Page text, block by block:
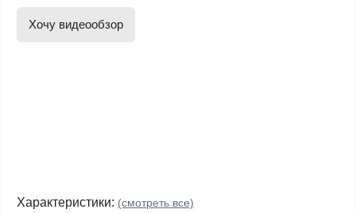
Хочу видеообзор
Характеристики: (смотреть все)